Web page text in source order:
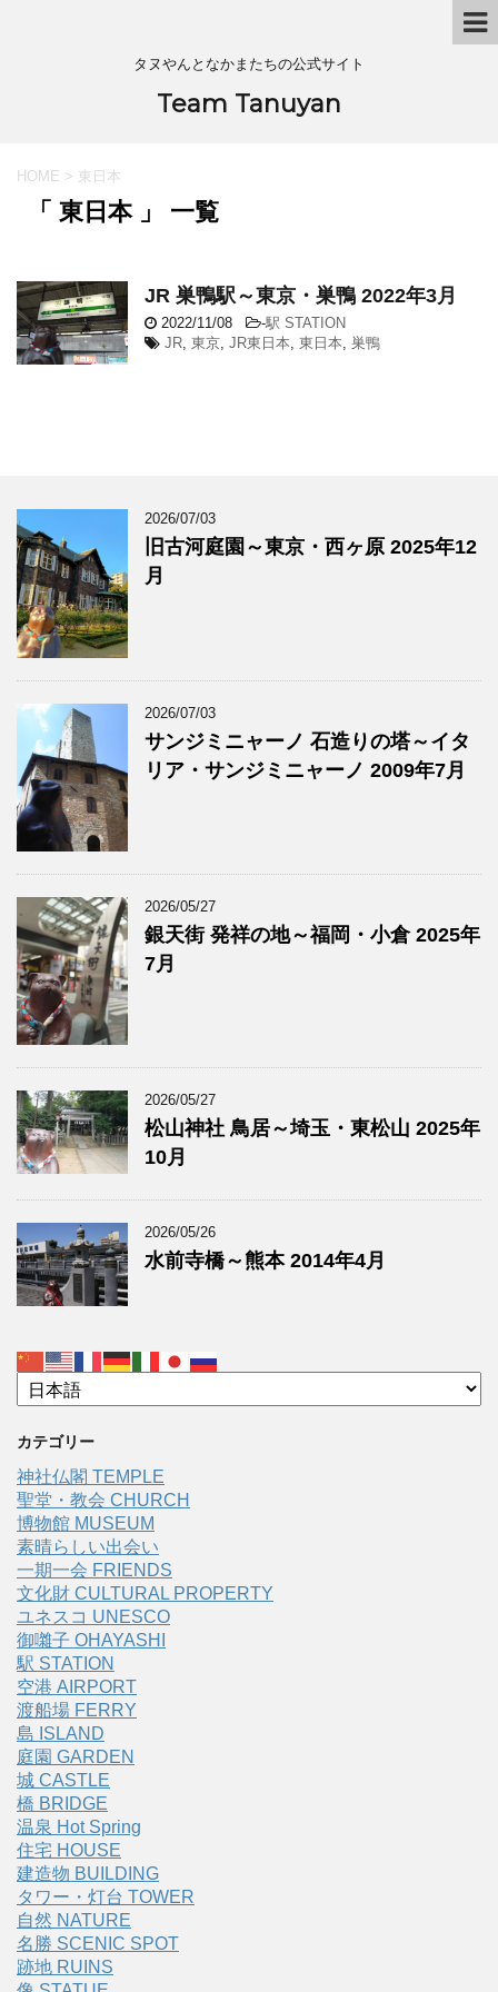
タヌやんとなかまたちの公式サイト
Team Tanuyan
HOME > 東日本
「 東日本 」 一覧
JR 巣鴨駅～東京・巣鴨 2022年3月
2022/11/08 -駅 STATION
JR, 東京, JR東日本, 東日本, 巣鴨
2026/07/03
旧古河庭園～東京・西ヶ原 2025年12
月
2026/07/03
サンジミニャーノ 石造りの塔～イタ
リア・サンジミニャーノ 2009年7月
2026/05/27
銀天街 発祥の地～福岡・小倉 2025年
7月
2026/05/27
松山神社 鳥居～埼玉・東松山 2025年
10月
2026/05/26
水前寺橋～熊本 2014年4月
カテゴリー
神社仏閣 TEMPLE
聖堂・教会 CHURCH
博物館 MUSEUM
素晴らしい出会い
一期一会 FRIENDS
文化財 CULTURAL PROPERTY
ユネスコ UNESCO
御囃子 OHAYASHI
駅 STATION
空港 AIRPORT
渡船場 FERRY
島 ISLAND
庭園 GARDEN
城 CASTLE
橋 BRIDGE
温泉 Hot Spring
住宅 HOUSE
建造物 BUILDING
タワー・灯台 TOWER
自然 NATURE
名勝 SCENIC SPOT
跡地 RUINS